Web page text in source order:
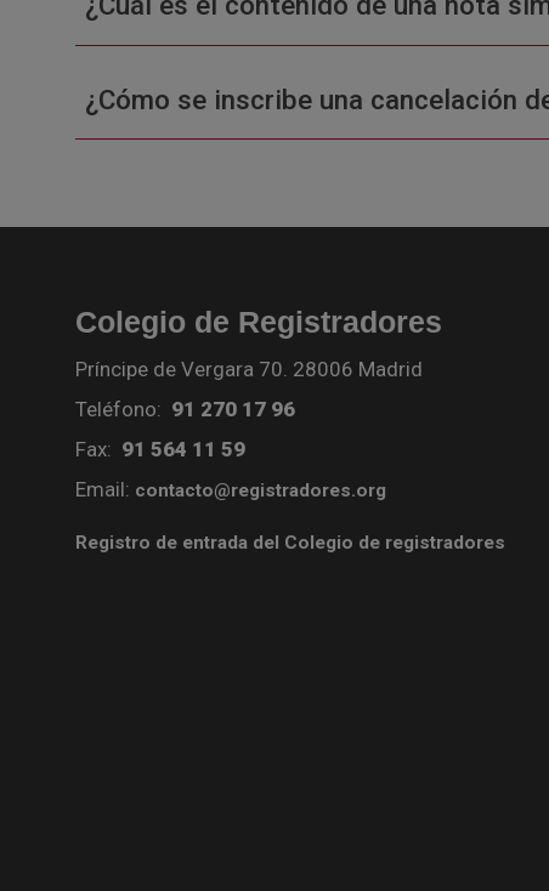
¿Cómo se inscribe una cancelación
Colegio de Registradores
Príncipe de Vergara 70. 28006 Madrid
Teléfono: 91 270 17 96
Fax: 91 564 11 59
Email: contacto@registradores.org
Registro de entrada del Colegio de registradores